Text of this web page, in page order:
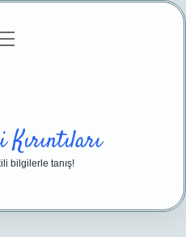
bilgilerle tanış!